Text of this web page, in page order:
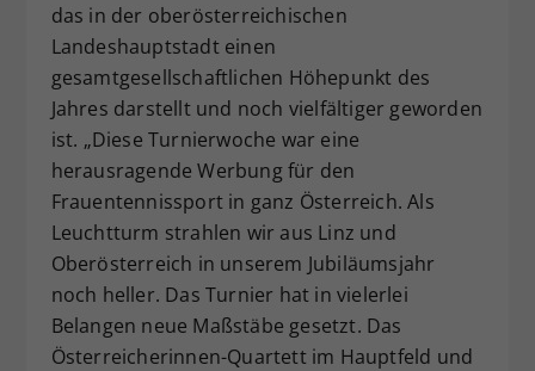
das in der oberösterreichischen
Landeshauptstadt einen
gesamtgesellschaftlichen Höhepunkt des
Jahres darstellt und noch vielfältiger geworden
ist. „Diese Turnierwoche war eine
herausragende Werbung für den
Frauentennissport in ganz Österreich. Als
Leuchtturm strahlen wir aus Linz und
Oberösterreich in unserem Jubiläumsjahr
noch heller. Das Turnier hat in vielerlei
Belangen neue Maßstäbe gesetzt. Das
Österreicherinnen-Quartett im Hauptfeld und